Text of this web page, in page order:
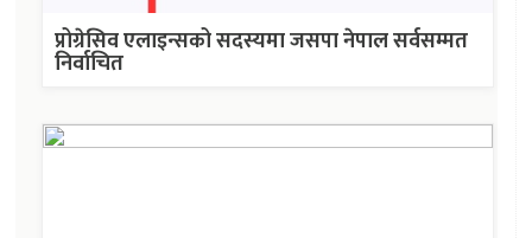
प्रोग्रेसिव एलाइन्सको सदस्यमा जसपा नेपाल सर्वसम्मत
निर्वाचित